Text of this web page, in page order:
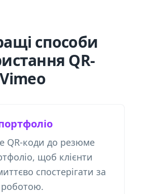
способи
QR-
QR-коди до резюме
щоб клієнти
спостерігати за